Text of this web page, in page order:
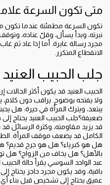
متى تكون السرعة
تكون السرعة مطمئنة عندما تكون
نبرته، وبدأ يسأل، وقلّ عناده،
مجرد رسالة عابرة. أما إذا عاد ثم
الانقطاع المتكرر.
جلب الحبيب
الحبيب العنيد قد يكون أكثر الحالات
ولا يفتحه بوضوح. يراقب دون كلام،
يبتعد، ويترك المرأة في حيرة: هل
ضعيفة؟جلب الحبيب العنيد يحتاج
قد يزيد مقاومته، وكثرة الرسائل
الكامل قد يضعف موقف المرأة.
هل هو كبرياء؟ هل هو جرح قديم؟
بالأهل؟ هل يخاف من الزواج؟ هل
عبد الواحد السوسي يقرأ حالة
باقية، وقد يكون مجرد حاجز يحتاج
عميق يحتاج إلى تشخيص قبل بناء